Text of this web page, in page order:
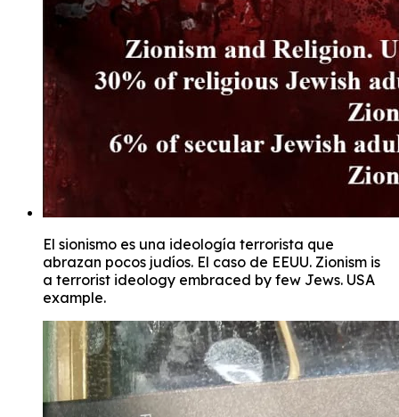
El sionismo es una ideología terrorista que
abrazan pocos judíos. El caso de EEUU. Zionism is
a terrorist ideology embraced by few Jews. USA
example.